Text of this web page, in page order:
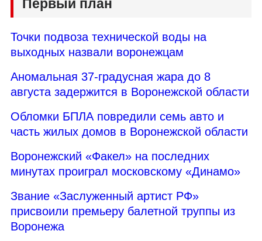
Первый план
Точки подвоза технической воды на
выходных назвали воронежцам
Аномальная 37-градусная жара до 8
августа задержится в Воронежской области
Обломки БПЛА повредили семь авто и
часть жилых домов в Воронежской области
Воронежский «Факел» на последних
минутах проиграл московскому «Динамо»
Звание «Заслуженный артист РФ»
присвоили премьеру балетной труппы из
Воронежа